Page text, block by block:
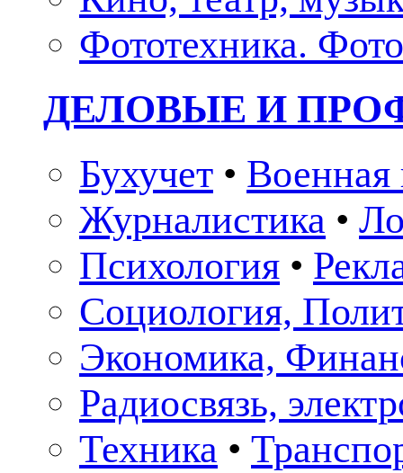
Фототехника.
ДЕЛОВЫЕ И
Бухучет • Военная
Журналистика •
Психология •
Социология,
Экономика,
Радиосвязь,
Техника •